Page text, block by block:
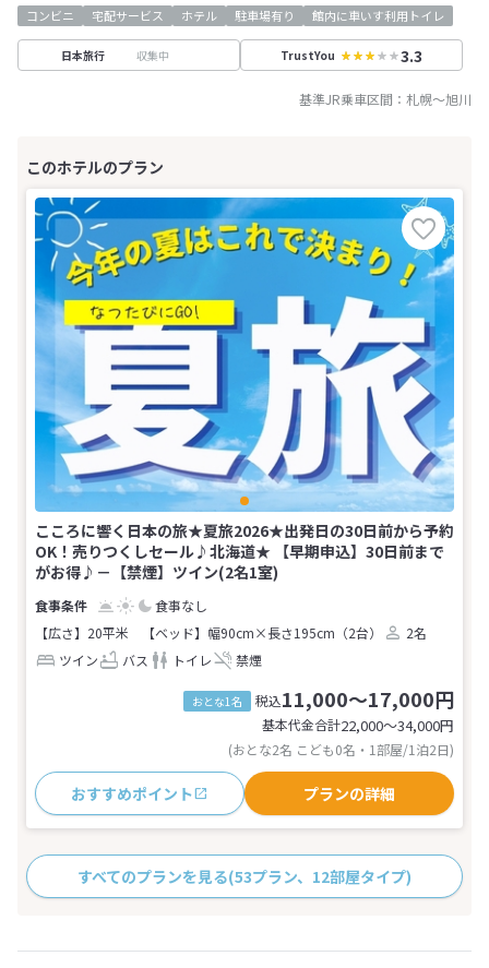
コンビニ 宅配サービス ホテル 駐車場有り 館内に車いす利用トイレ
日本旅行 収集中 TrustYou 3.3
基準JR乗車区間： 札幌～旭川
こころに響く日本の旅★夏旅2026★出発日の30日前から予約
OK！売りつくしセール♪北海道★ 【早期申込】30日前まで
がお得♪－【禁煙】ツイン(2名1室)
食事なし
【広さ】20平米
【ベッド】幅90cm×長さ195cm（2台）
2名
ツイン
バス トイレ 禁煙
おとな1名 税込11,000～17,000円
基本代金合計22,000〜34,000円
(おとな2名 こども0名・1部屋/1泊2日)
おすすめポイント プランの詳細
すべてのプランを見る(53プラン、12部屋タイプ)